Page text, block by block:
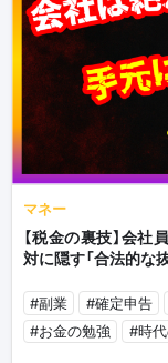
マネー
【税金の裏技】会
対に隠す「合法的な
#副業 #確定申告
#お金の勉強
#時